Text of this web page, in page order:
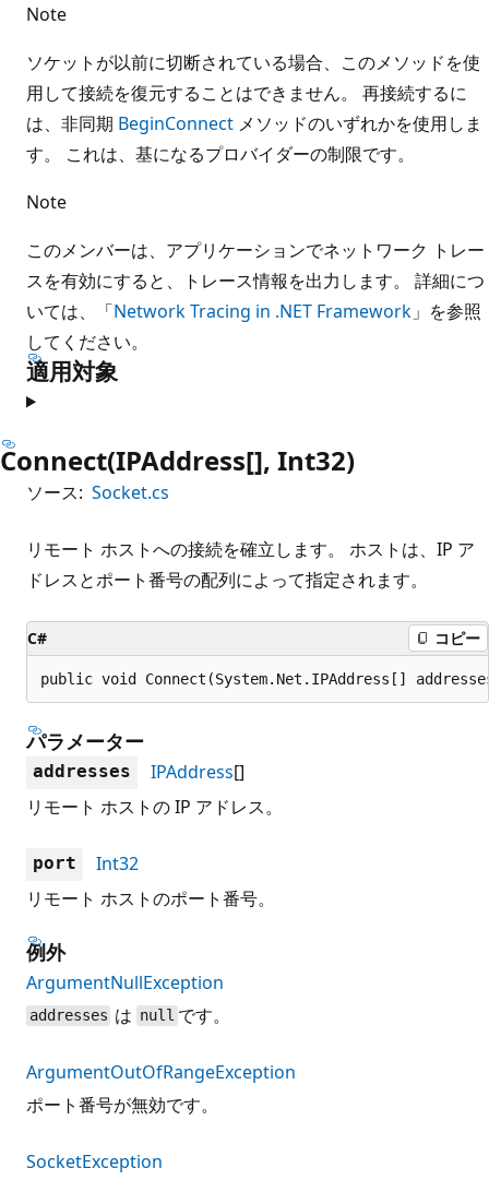
Note
ソケットが以前に切断されている場合、このメソッドを使
用して接続を復元することはできません。 再接続するに
は、非同期 BeginConnect メソッドのいずれかを使用しま
す。 これは、基になるプロバイダーの制限です。
Note
このメンバーは、アプリケーションでネットワーク トレー
スを有効にすると、トレース情報を出力します。 詳細につ
いては、「Network Tracing in .NET Framework 」を参照
してください。
適用対象
Connect(IPAddress[], Int32)
ソース: Socket.cs
リモート ホストへの接続を確立します。 ホストは、IP ア
ドレスとポート番号の配列によって指定されます。
C# コピー
public void Connect(System.Net.IPAddress[]
パラメーター
addresses IPAddress[]
リモート ホストの IP アドレス。
port
Int32
リモート ホストのポート番号。
例外
ArgumentNullException
addresses は null です。
ArgumentOutOfRangeException
ポート番号が無効です。
SocketException